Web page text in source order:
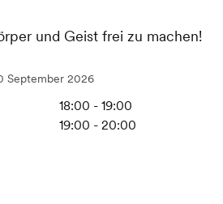
und Geist frei zu machen!
September 2026
18:00 - 19:00
19:00 - 20:00